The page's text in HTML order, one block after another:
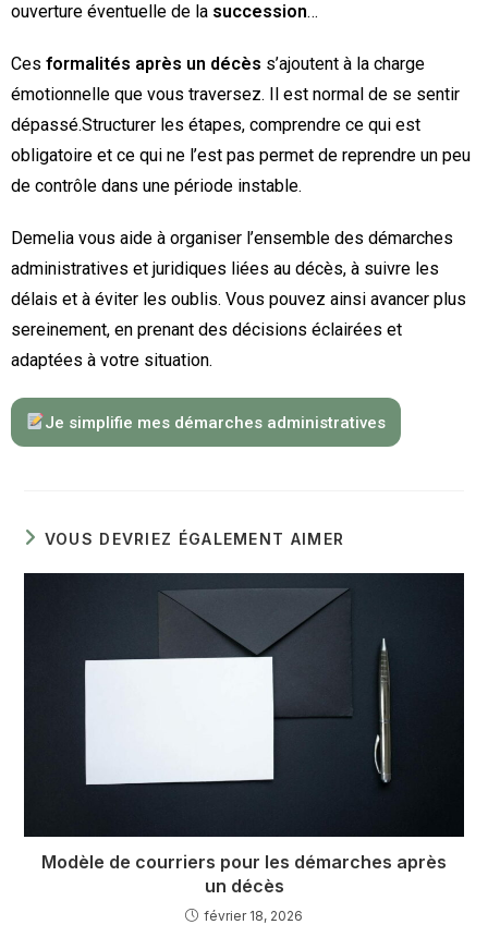
ouverture éventuelle de la succession…
Ces formalités après un décès s’ajoutent à la charge
émotionnelle que vous traversez. Il est normal de se sentir
dépassé.Structurer les étapes, comprendre ce qui est
obligatoire et ce qui ne l’est pas permet de reprendre un peu
de contrôle dans une période instable.
Demelia vous aide à organiser l’ensemble des démarches
administratives et juridiques liées au décès, à suivre les
délais et à éviter les oublis. Vous pouvez ainsi avancer plus
sereinement, en prenant des décisions éclairées et
adaptées à votre situation.
Je simplifie mes démarches administratives
VOUS DEVRIEZ ÉGALEMENT AIMER
Modèle de courriers pour les démarches après
un décès
février 18, 2026